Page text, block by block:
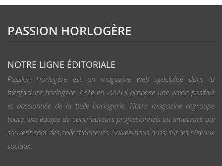
PASSION HORLOGÈRE
NOTRE LIGNE ÉDITORIALE
Passion Horlogère est un magazine web spécialisé dans la
bienfacture horlogère. Créé en 2009 il propose une vision positive
et passionnée de la belle horlogerie. Notre magazine regroupe
toute une équipe de contributeurs professionnels ou amateurs qui
souvent sont des collectionneurs. Suivez-nous aussi sur les réseaux
sociaux.